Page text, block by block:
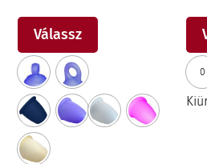
Válassz
terméknek
variációja
van.
0